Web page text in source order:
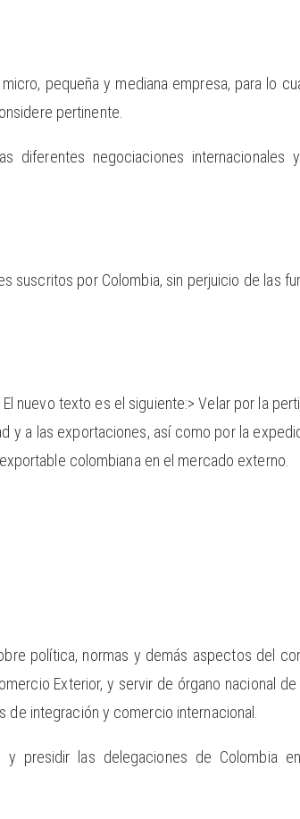
pequeña y mediana empresa, para lo
pertinente.
diferentes negociaciones internacionales
por Colombia, sin perjuicio de las
nuevo texto es el siguiente:> Velar por la
a las exportaciones, así como por la
colombiana en el mercado externo.
política, normas y demás aspectos del
Exterior, y servir de órgano nacional
integración y comercio internacional.
presidir las delegaciones de Colombia